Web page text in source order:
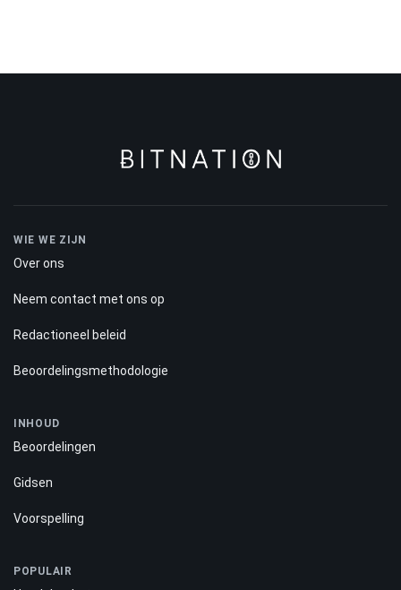
WIE WE ZIJN
Over ons
Neem contact met ons op
Redactioneel beleid
Beoordelingsmethodologie
INHOUD
Beoordelingen
Gidsen
Voorspelling
POPULAIR